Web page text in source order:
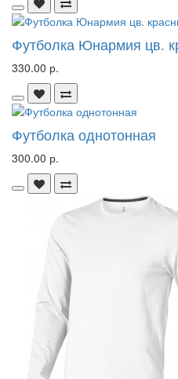
Футболка Юнармия цв.
330.00 р.
Футболка однотонная
300.00 р.